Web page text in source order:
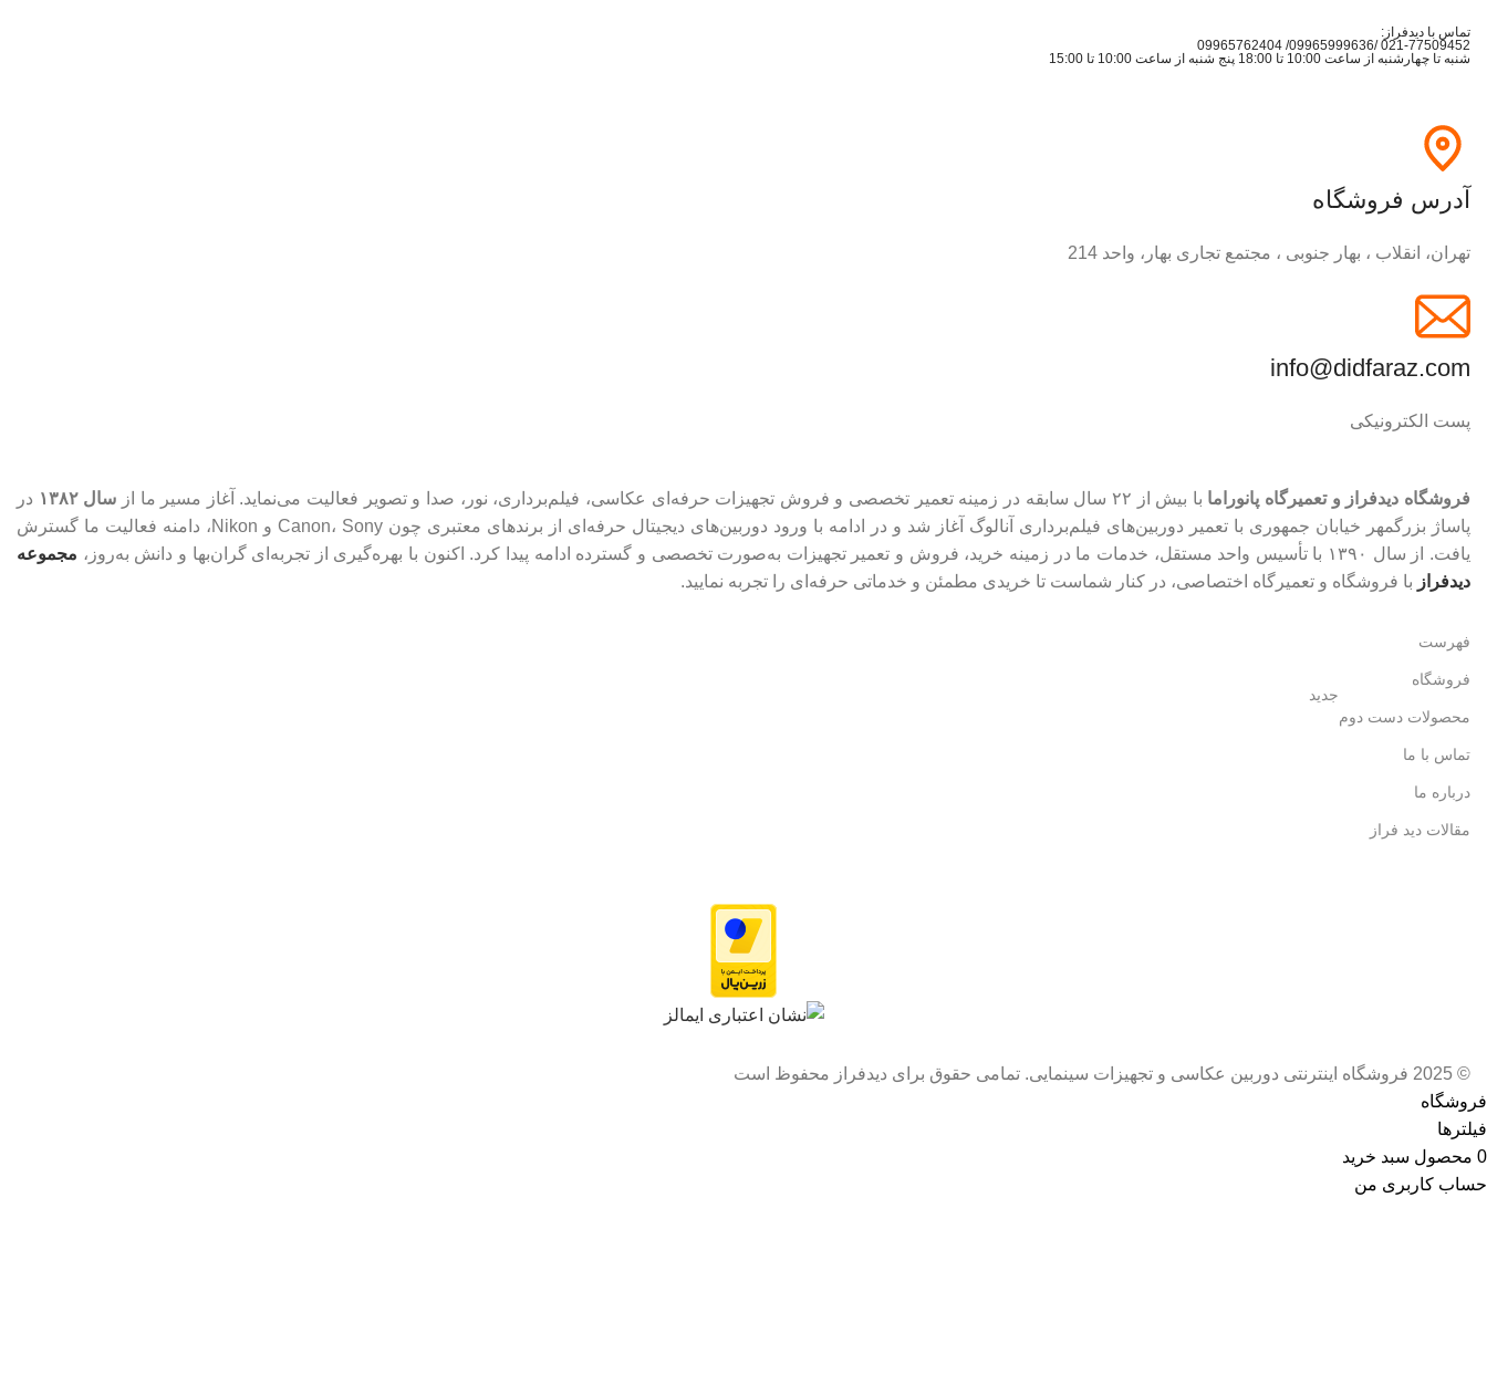
تماس با دیدفراز:
021-77509452 /09965999636/ 09965762404
شنبه تا چهارشنبه از ساعت 10:00 تا 18:00 پنج شنبه از ساعت 10:00 تا 15:00
آدرس فروشگاه
تهران، انقلاب ، بهار جنوبی ، مجتمع تجاری بهار، واحد 214
info@didfaraz.com
پست الکترونیکی
فروشگاه دیدفراز و تعمیرگاه پانوراما با بیش از ۲۲ سال سابقه در زمینه تعمیر تخصصی و فروش تجهیزات حرفه‌ای عکاسی، فیلم‌برداری، نور، صدا و تصویر فعالیت می‌نماید. آغاز مسیر ما از سال ۱۳۸۲
در
پاساژ بزرگمهر خیابان جمهوری با تعمیر دوربین‌های فیلم‌برداری آنالوگ آغاز شد و در ادامه با ورود دوربین‌های دیجیتال حرفه‌ای از برندهای معتبری چون Canon، Sony و Nikon، دامنه فعالیت ما گسترش
یافت. از سال ۱۳۹۰ با تأسیس واحد مستقل، خدمات ما در زمینه خرید، فروش و تعمیر تجهیزات به‌صورت تخصصی و گسترده ادامه پیدا کرد. اکنون با بهره‌گیری از تجربه‌ای گران‌بها و دانش به‌روز،
مجموعه
دیدفراز با فروشگاه و تعمیرگاه اختصاصی، در کنار شماست تا خریدی مطمئن و خدماتی حرفه‌ای را تجربه نمایید.
فهرست
فروشگاه
محصولات دست دوم
جدید
تماس با ما
درباره ما
مقالات دید فراز
© 2025 فروشگاه اینترنتی دوربین عکاسی و تجهیزات سینمایی. تمامی حقوق برای دیدفراز محفوظ است
فروشگاه
فیلترها
0 محصول سبد خرید
حساب کاربری من